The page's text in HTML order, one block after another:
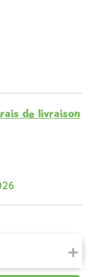
de livraison